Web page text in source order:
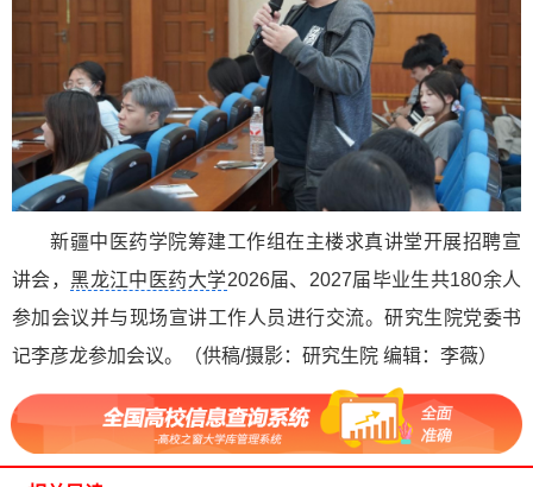
新疆中医药学院筹建工作组在主楼求真讲堂开展招聘宣
讲会，黑龙江中医药大学2026届、2027届毕业生共180余人
参加会议并与现场宣讲工作人员进行交流。研究生院党委书
记李彦龙参加会议。（供稿/摄影：研究生院 编辑：李薇）